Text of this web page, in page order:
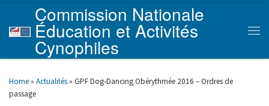
Skip to content
Commission Nationale
Éducation et Activités
Cynophiles
Home » Actualités » GPF Dog-Dancing Obérythmée 2016 – Ordres de
passage